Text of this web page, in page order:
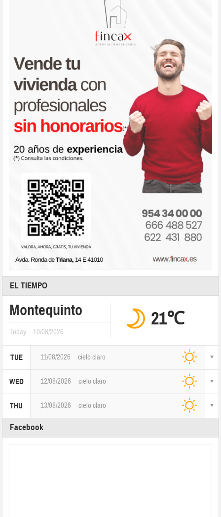
EL TIEMPO
Montequinto
Today 10/08/2026
21℃
TUE 11/08/2026 cielo claro
WED 12/08/2026 cielo claro
THU 13/08/2026 cielo claro
Facebook